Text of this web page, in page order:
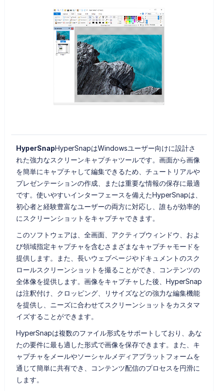
HyperSnapHyperSnapはWindowsユーザー向けに設計さ
れた強力なスクリーンキャプチャツールです。画面から画像
を簡単にキャプチャして編集できるため、チュートリアルや
プレゼンテーションの作成、または重要な情報の保存に最適
です。使いやすいインターフェースを備えたHyperSnapは、
初心者と経験豊富なユーザーの両方に対応し、誰もが効率的
にスクリーンショットをキャプチャできます。
このソフトウェアは、全画面、アクティブウィンドウ、およ
び領域指定キャプチャを含むさまざまなキャプチャモードを
提供します。また、長いウェブページやドキュメントのスク
ロールスクリーンショットを撮ることができ、コンテンツの
全体像を提供します。画像をキャプチャした後、HyperSnap
は注釈付け、クロッピング、リサイズなどの強力な編集機能
を提供し、ニーズに合わせてスクリーンショットをカスタマ
イズすることができます。
HyperSnapは複数のファイル形式をサポートしており、あな
たの要件に最も適した形式で画像を保存できます。また、キ
ャプチャをメールやソーシャルメディアプラットフォームを
通じて簡単に共有でき、コンテンツ配信のプロセスを円滑に
します。